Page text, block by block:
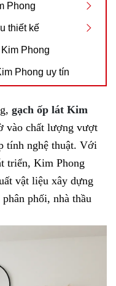
Phong
thiết kế
Phong
Phong uy tín
gạch ốp lát Kim
vào chất lượng vượt
tính nghệ thuật. Với
triển, Kim Phong
vật liệu xây dựng
phối, nhà thầu